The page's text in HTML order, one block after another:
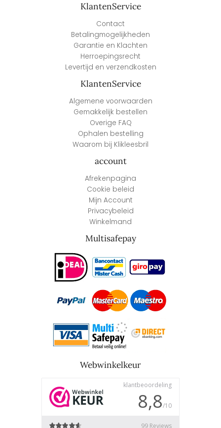
KlantenService
Contact
Betalingmogelijkheden
Garantie en Klachten
Herroepingsrecht
Levertijd en verzendkosten
KlantenService
Algemene voorwaarden
Gemakkelijk bestellen
Overige FAQ
Ophalen bestelling
Waarom bij Klikleesbril
account
Afrekenpagina
Cookie beleid
Mijn Account
Privacybeleid
Winkelmand
Multisafepay
Webwinkelkeur